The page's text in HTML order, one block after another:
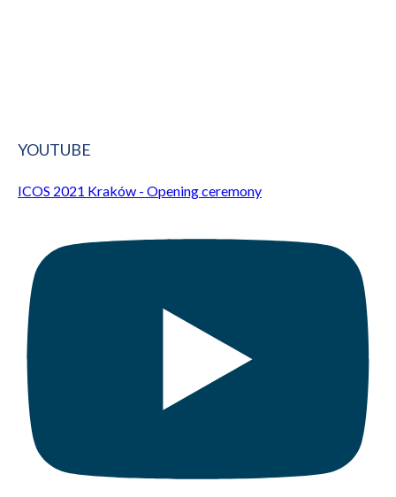
YOUTUBE
ICOS 2021 Kraków - Opening ceremony